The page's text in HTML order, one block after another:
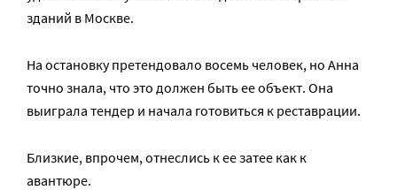
зданий в Москве.
На остановку претендовало восемь человек, но Анна
точно знала, что это должен быть ее объект. Она
выиграла тендер и начала готовиться к реставрации.
Близкие, впрочем, отнеслись к ее затее как к
авантюре.